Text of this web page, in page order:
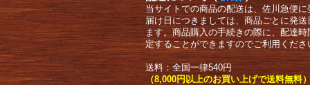
当サイトでの商品の配送は、佐川急便
届け日につきましては、商品ごとに発
ます。商品購入の手続きの際に、配達
定することができますのでご利用くださ
送料：全国一律540円
（8,000円以上のお買い上げで送料無料